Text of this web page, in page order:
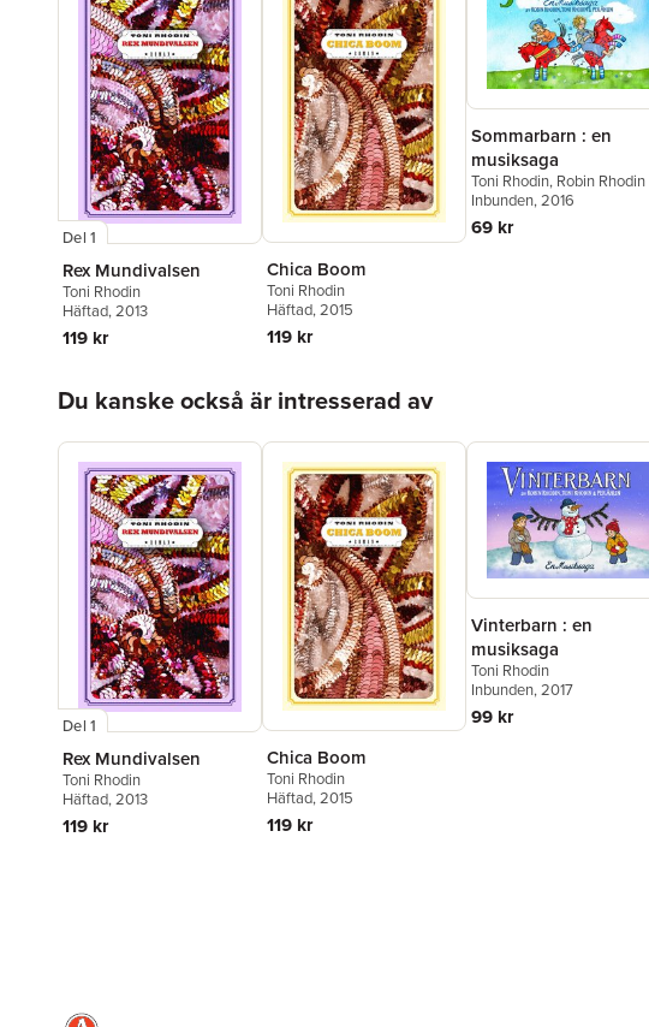
Del 1
Rex Mundivalsen
Toni Rhodin
Häftad, 2013
119 kr
Chica Boom
Toni Rhodin
Häftad, 2015
119 kr
Sommarbarn : en
musiksaga
Toni Rhodin, Robin Rhodin
Inbunden, 2016
69 kr
Du kanske också är intresserad av
Del 1
Rex Mundivalsen
Toni Rhodin
Häftad, 2013
119 kr
Chica Boom
Toni Rhodin
Häftad, 2015
119 kr
Vinterbarn : en
musiksaga
Toni Rhodin
Inbunden, 2017
99 kr